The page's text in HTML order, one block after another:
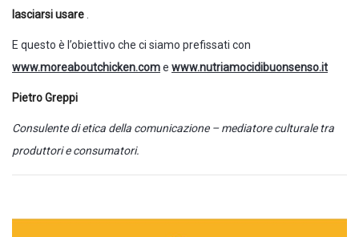
lasciarsi usare
E questo è l’obiettivo che ci siamo prefissati con
www.moreaboutchicken.come www.nutriamocidibuonsenso.it
Pietro Greppi
Consulente di etica della comunicazione – mediatore culturale tra
produttori e consumatori.